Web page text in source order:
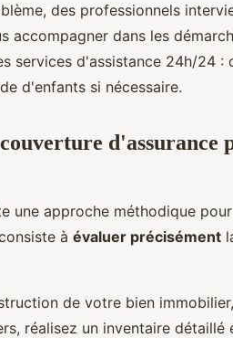
des professionnels
accompagner dans les
services d'assistance 24h/24 :
d'enfants si nécessaire.
d'assurance
une approche méthodique
à évaluer précisément
de votre bien
réalisez un inventaire détaillé